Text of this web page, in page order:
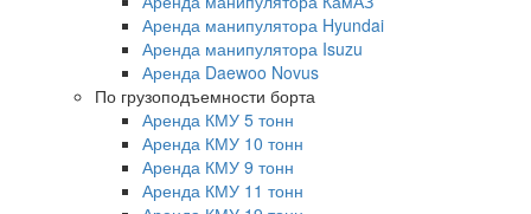
Аренда манипулятора Hyundai
Аренда манипулятора Isuzu
Аренда Daewoo Novus
По грузоподъемности борта
Аренда КМУ 5 тонн
Аренда КМУ 10 тонн
Аренда КМУ 9 тонн
Аренда КМУ 11 тонн